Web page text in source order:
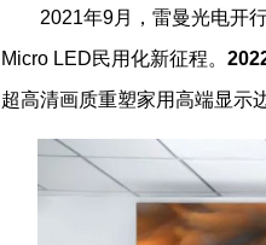
2021年9月，雷曼光电开
Micro LED民用化新征程。
超高清画质重塑家用高端显示